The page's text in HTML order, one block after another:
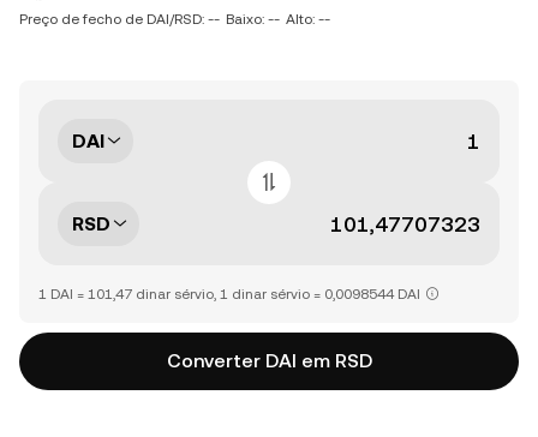
Preço de fecho de DAI/RSD: -- Baixo: -- Alto: --
DAI
RSD
1 DAI = 101,47 dinar sérvio, 1 dinar sérvio = 0,0098544 DAI
Converter DAI em RSD